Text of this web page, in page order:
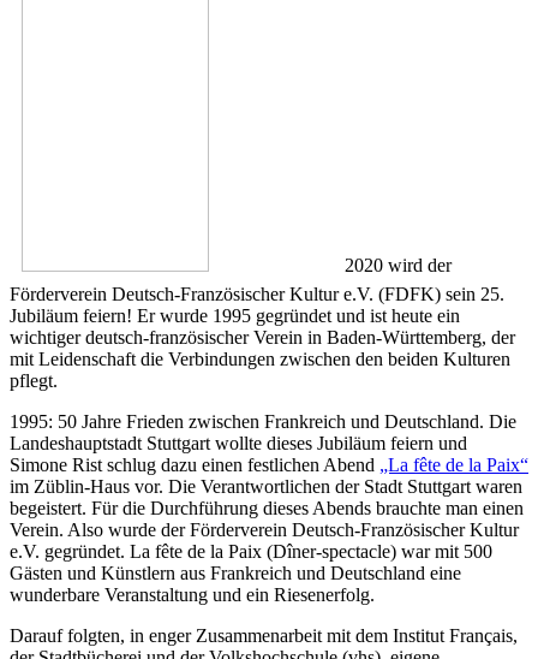
2020 wird der
Förderverein Deutsch-Französischer Kultur e.V. (FDFK) sein 25.
Jubiläum feiern! Er wurde 1995 gegründet und ist heute ein
wichtiger deutsch-französischer Verein in Baden-Württemberg, der
mit Leidenschaft die Verbindungen zwischen den beiden Kulturen
pflegt.
1995: 50 Jahre Frieden zwischen Frankreich und Deutschland. Die
Landeshauptstadt Stuttgart wollte dieses Jubiläum feiern und
Simone Rist schlug dazu einen festlichen Abend „La fête de la Paix“
im Züblin-Haus vor. Die Verantwortlichen der Stadt Stuttgart waren
begeistert. Für die Durchführung dieses Abends brauchte man einen
Verein. Also wurde der Förderverein Deutsch-Französischer Kultur
e.V. gegründet. La fête de la Paix (Dîner-spectacle) war mit 500
Gästen und Künstlern aus Frankreich und Deutschland eine
wunderbare Veranstaltung und ein Riesenerfolg.
Darauf folgten, in enger Zusammenarbeit mit dem Institut Français,